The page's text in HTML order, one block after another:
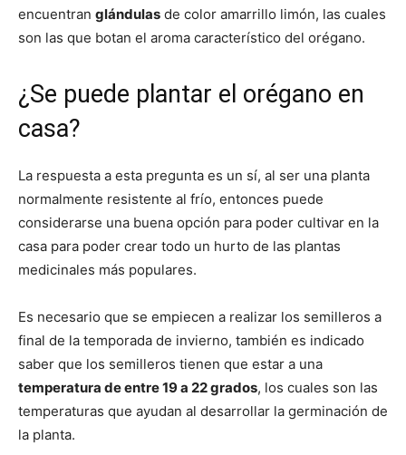
encuentran glándulas de color amarrillo limón, las cuales
son las que botan el aroma característico del orégano.
¿Se puede plantar el orégano en
casa?
La respuesta a esta pregunta es un sí, al ser una planta
normalmente resistente al frío, entonces puede
considerarse una buena opción para poder cultivar en la
casa para poder crear todo un hurto de las plantas
medicinales más populares.
Es necesario que se empiecen a realizar los semilleros a
final de la temporada de invierno, también es indicado
saber que los semilleros tienen que estar a una
temperatura de entre 19 a 22 grados, los cuales son las
temperaturas que ayudan al desarrollar la germinación de
la planta.